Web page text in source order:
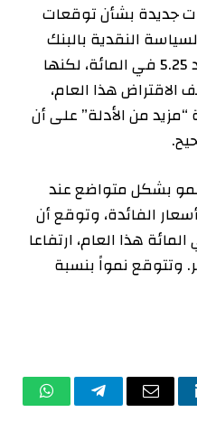
جديدة بشأن توقعات
النقدية بالبنك
هذا الشهر أسعار الفائدة عند 5.25 في المائة، لكنها
هذا العام،
“مزيد من الأدلة” على أن
بشكل متواضع عند
الفائدة، وتوقع أن
هذا العام، ارتفاعا
وتتوقع نمواً بنسبة
البريد تيلقرام